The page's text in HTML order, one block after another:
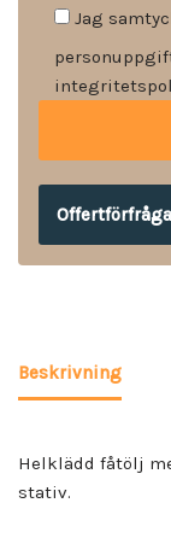
Jag
Beskrivning
Helklädd fåtölj
stativ.